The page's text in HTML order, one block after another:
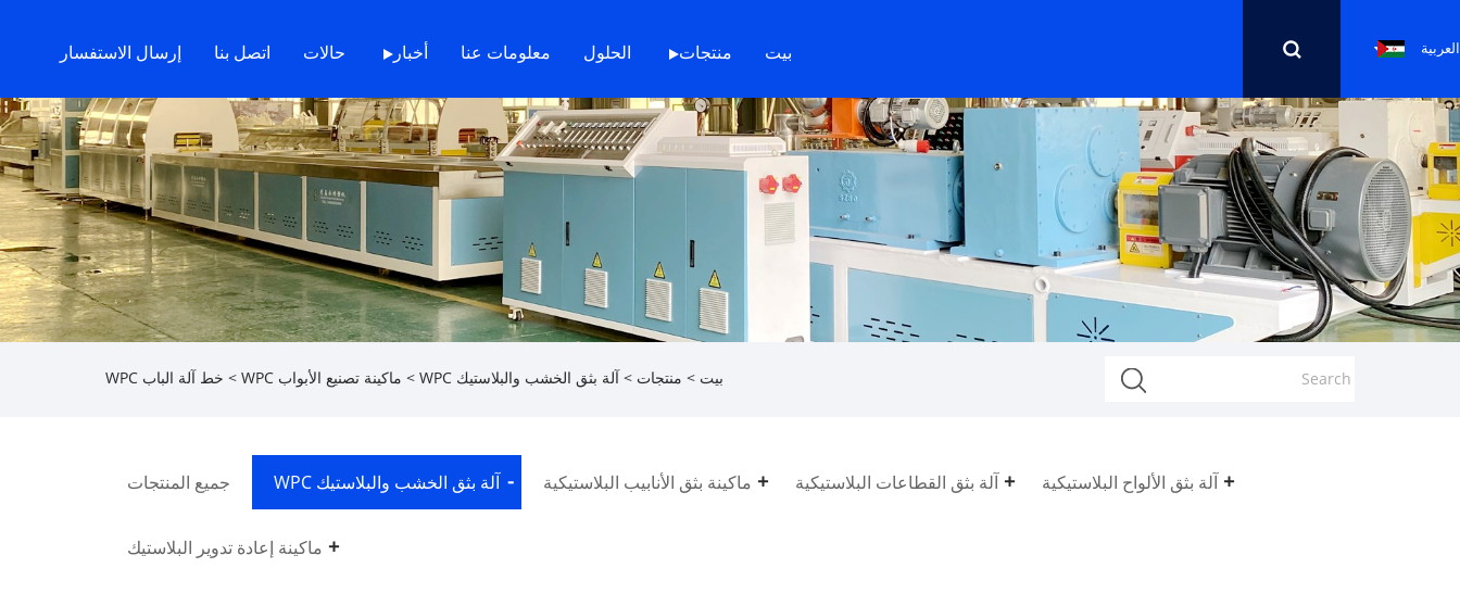
بيت منتجات الحلول معلومات عنا أخبار حالات اتصل بنا إرسال الاستفسار العربية
بيت > منتجات > آلة بثق الخشب والبلاستيك WPC > ماكينة تصنيع الأبواب WPC > خط آلة الباب WPC
جميع المنتجات آلة بثق الخشب والبلاستيك WPC ماكينة بثق الأنابيب البلاستيكية آلة بثق القطاعات البلاستيكية آلة بثق الألواح البلاستيكية
ماكينة إعادة تدوير البلاستيك